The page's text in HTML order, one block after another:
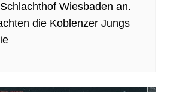
Wiesbaden an.
die Koblenzer Jungs